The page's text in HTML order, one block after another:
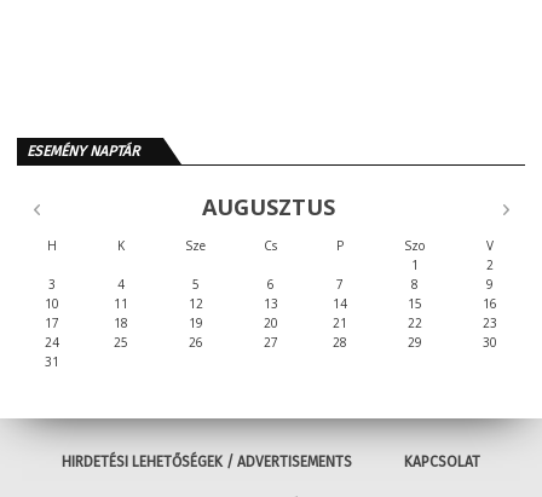
ESEMÉNY NAPTÁR
AUGUSZTUS
H K Sze Cs P Szo
V
1
2
3
4 5 6 7 8
9
10
11 12 13 14 15
16
17
18 19 20 21 22
23
24
25 26 27 28 29
30
31
HIRDETÉSI LEHETŐSÉGEK / ADVERTISEMENTS KAPCSOLAT